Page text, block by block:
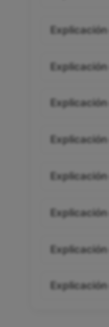
Explicación
Explicación
Explicación